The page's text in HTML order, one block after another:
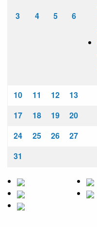
3 4 5 6
10 11 12 13
17
18 19 20
24
25 26 27
31